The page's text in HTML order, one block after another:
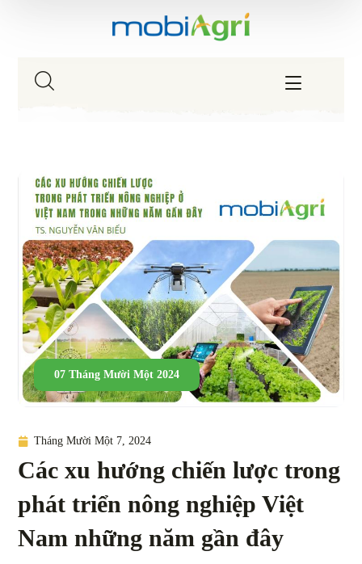
07 Tháng Mười Một 2024
Tháng Mười Một 7, 2024
Các xu hướng chiến lược trong
phát triển nông nghiệp Việt
Nam những năm gần đây